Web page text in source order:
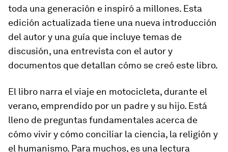
toda una generación e inspiró a millones. Esta
edición actualizada tiene una nueva introducción
del autor y una guía que incluye temas de
discusión, una entrevista con el autor y
documentos que detallan cómo se creó este libro.
El libro narra el viaje en motocicleta, durante el
verano, emprendido por un padre y su hijo. Está
lleno de preguntas fundamentales acerca de
cómo vivir y cómo conciliar la ciencia, la religión y
el humanismo. Para muchos, es una lectura